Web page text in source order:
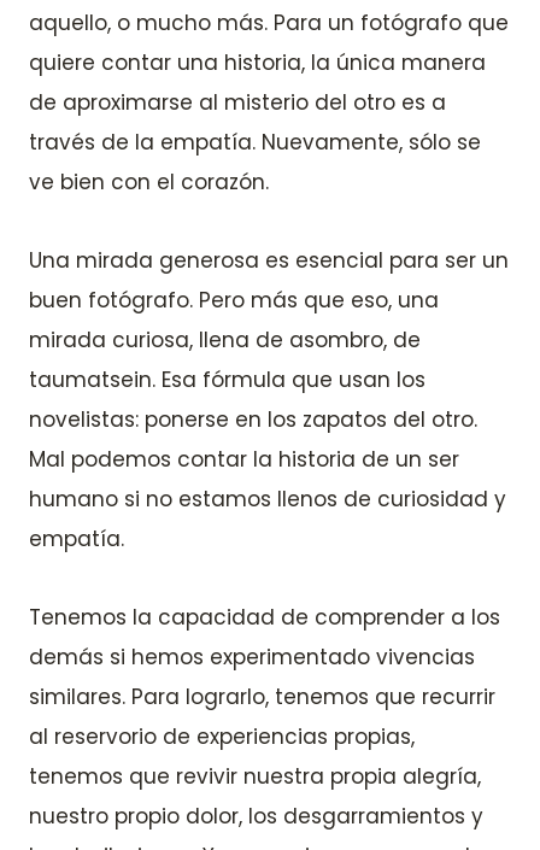
aquello, o mucho más. Para un fotógrafo que
quiere contar una historia, la única manera
de aproximarse al misterio del otro es a
través de la empatía. Nuevamente, sólo se
ve bien con el corazón.
Una mirada generosa es esencial para ser un
buen fotógrafo. Pero más que eso, una
mirada curiosa, llena de asombro, de
taumatsein. Esa fórmula que usan los
novelistas: ponerse en los zapatos del otro.
Mal podemos contar la historia de un ser
humano si no estamos llenos de curiosidad y
empatía.
Tenemos la capacidad de comprender a los
demás si hemos experimentado vivencias
similares. Para lograrlo, tenemos que recurrir
al reservorio de experiencias propias,
tenemos que revivir nuestra propia alegría,
nuestro propio dolor, los desgarramientos y